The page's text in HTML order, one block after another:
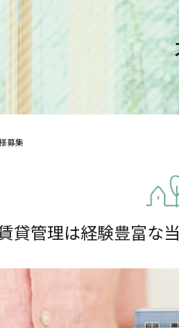
募集
貸管理は経験豊富な